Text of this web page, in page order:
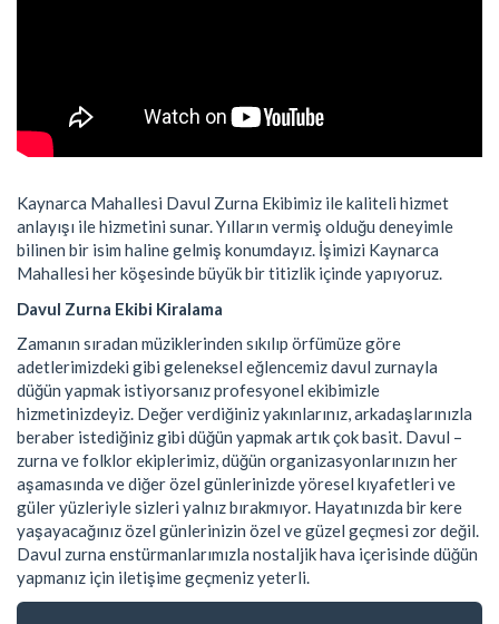
Kaynarca Mahallesi Davul Zurna Ekibimiz ile kaliteli hizmet
anlayışı ile hizmetini sunar. Yılların vermiş olduğu deneyimle
bilinen bir isim haline gelmiş konumdayız. İşimizi Kaynarca
Mahallesi her köşesinde büyük bir titizlik içinde yapıyoruz.
Davul Zurna Ekibi Kiralama
Zamanın sıradan müziklerinden sıkılıp örfümüze göre
adetlerimizdeki gibi geleneksel eğlencemiz davul zurnayla
düğün yapmak istiyorsanız profesyonel ekibimizle
hizmetinizdeyiz. Değer verdiğiniz yakınlarınız, arkadaşlarınızla
beraber istediğiniz gibi düğün yapmak artık çok basit. Davul –
zurna ve folklor ekiplerimiz, düğün organizasyonlarınızın her
aşamasında ve diğer özel günlerinizde yöresel kıyafetleri ve
güler yüzleriyle sizleri yalnız bırakmıyor. Hayatınızda bir kere
yaşayacağınız özel günlerinizin özel ve güzel geçmesi zor değil.
Davul zurna enstürmanlarımızla nostaljik hava içerisinde düğün
yapmanız için iletişime geçmeniz yeterli.